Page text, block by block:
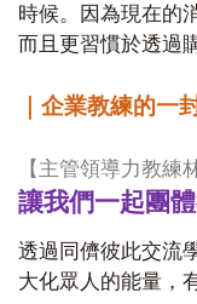
時候。因為現在的
而且更習慣於透過
｜企業教練的一
【主管領導力教練
讓我們一起團體
透過同儕彼此交流
大化眾人的能量，